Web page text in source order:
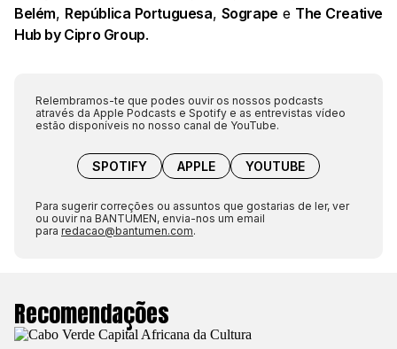
Belém, República Portuguesa, Sogrape e The Creative
Hub by Cipro Group.
Relembramos-te que podes ouvir os nossos podcasts
através da Apple Podcasts e Spotify e as entrevistas vídeo
estão disponíveis no nosso canal de YouTube.
SPOTIFY APPLE YOUTUBE
Para sugerir correções ou assuntos que gostarias de ler, ver
ou ouvir na BANTUMEN, envia-nos um email
para redacao@bantumen.com.
Recomendações